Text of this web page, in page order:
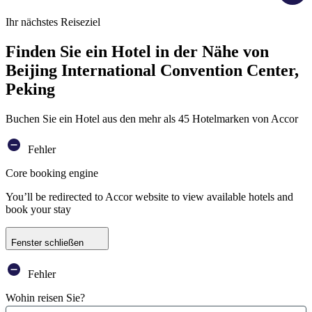
Ihr nächstes Reiseziel
Finden Sie ein Hotel in der Nähe von
Beijing International Convention Center,
Peking
Buchen Sie ein Hotel aus den mehr als 45 Hotelmarken von Accor
Fehler
Core booking engine
You’ll be redirected to Accor website to view available hotels and
book your stay
Fenster schließen
Fehler
Wohin reisen Sie?